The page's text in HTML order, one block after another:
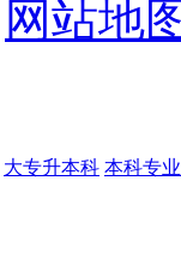
网站地
大专升本科 本科专业